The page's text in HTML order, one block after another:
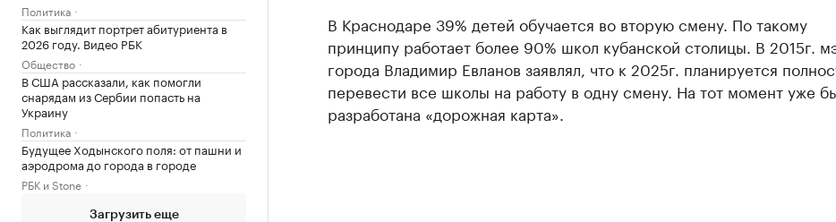
Политика
Как выглядит портрет абитуриента в
2026 году. Видео РБК
Общество
В США рассказали, как помогли
снарядам из Сербии попасть на
Украину
Политика
Будущее Ходынского поля: от пашни и
аэродрома до города в городе
РБК и Stone
Загрузить еще
В Краснодаре 39% детей обучается во вторую смену. По такому
принципу работает более 90% школ кубанской столицы. В 2015г.
города Владимир Евланов заявлял, что к 2025г. планируется
перевести все школы на работу в одну смену. На тот момент уже
разработана «дорожная карта».